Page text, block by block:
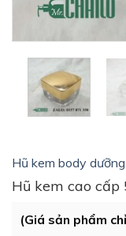
Hũ kem body
Hũ kem cao cấp
(Giá sản phẩm